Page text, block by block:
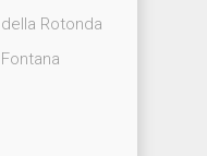
Rotonda